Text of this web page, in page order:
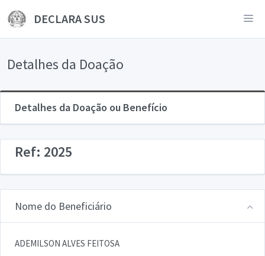
DECLARA SUS
Detalhes da Doação
Detalhes da Doação ou Benefício
Ref: 2025
Nome do Beneficiário
ADEMILSON ALVES FEITOSA